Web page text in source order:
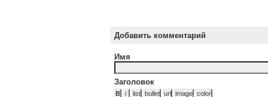
Добавить комментарий
Имя
Заголовок